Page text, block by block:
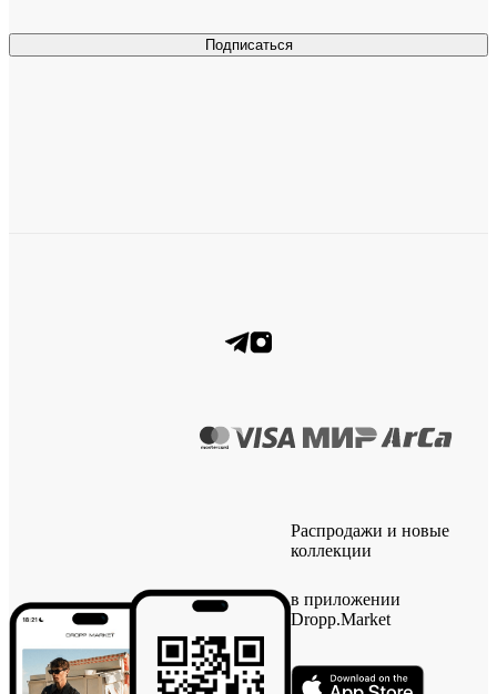
Подписаться
Распродажи и новые
коллекции
в приложении
Dropp.Market